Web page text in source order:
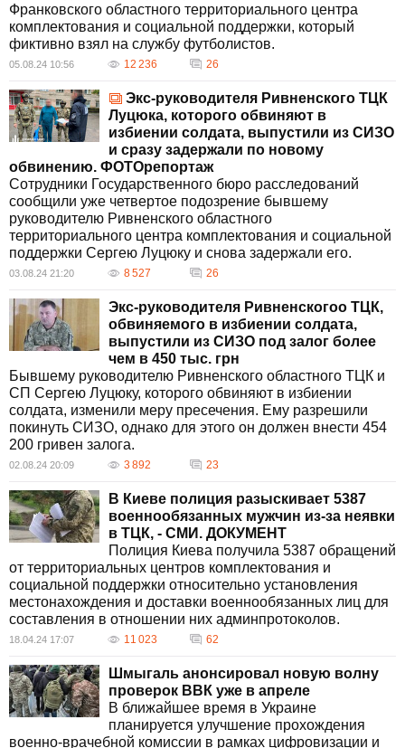
Франковского областного территориального центра
комплектования и социальной поддержки, который
фиктивно взял на службу футболистов.
05.08.24 10:56 12 236 26
Экс-руководителя Ривненского ТЦК
Луцюка, которого обвиняют в
избиении солдата, выпустили из СИЗО
и сразу задержали по новому
обвинению. ФОТОрепортаж
Сотрудники Государственного бюро расследований
сообщили уже четвертое подозрение бывшему
руководителю Ривненского областного
территориального центра комплектования и социальной
поддержки Сергею Луцюку и снова задержали его.
03.08.24 21:20 8 527 26
Экс-руководителя Ривненскогоо ТЦК,
обвиняемого в избиении солдата,
выпустили из СИЗО под залог более
чем в 450 тыс. грн
Бывшему руководителю Ривненского областного ТЦК и
СП Сергею Луцюку, которого обвиняют в избиении
солдата, изменили меру пресечения. Ему разрешили
покинуть СИЗО, однако для этого он должен внести 454
200 гривен залога.
02.08.24 20:09 3 892 23
В Киеве полиция разыскивает 5387
военнообязанных мужчин из-за неявки
в ТЦК, - СМИ. ДОКУМЕНТ
Полиция Киева получила 5387 обращений
от территориальных центров комплектования и
социальной поддержки относительно установления
местонахождения и доставки военнообязанных лиц для
составления в отношении них админпротоколов.
18.04.24 17:07 11 023 62
Шмыгаль анонсировал новую волну
проверок ВВК уже в апреле
В ближайшее время в Украине
планируется улучшение прохождения
военно-врачебной комиссии в рамках цифровизации и